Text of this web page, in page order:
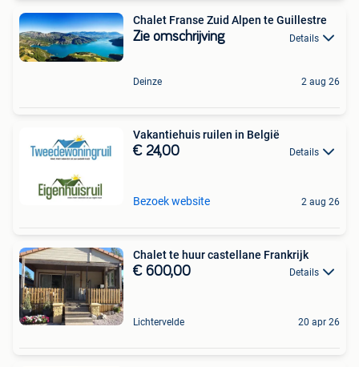
Chalet Franse Zuid Alpen te Guillestre
Zie omschrijving Details
Deinze 2 aug 26
Vakantiehuis ruilen in België
€ 24,00 Details
Bezoek website 2 aug 26
Chalet te huur castellane Frankrijk
€ 600,00 Details
Lichtervelde 20 apr 26